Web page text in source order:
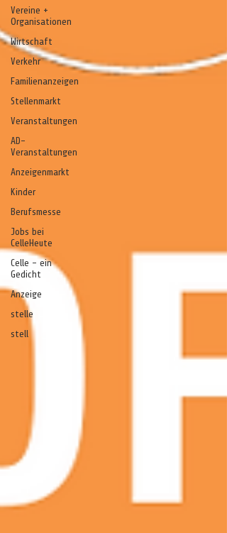
Vereine +
Organisationen
Wirtschaft
Verkehr
Familienanzeigen
Stellenmarkt
Veranstaltungen
AD-
Veranstaltungen
Anzeigenmarkt
Kinder
Berufsmesse
Jobs bei
CelleHeute
Celle - ein
Gedicht
Anzeige
stelle
stell